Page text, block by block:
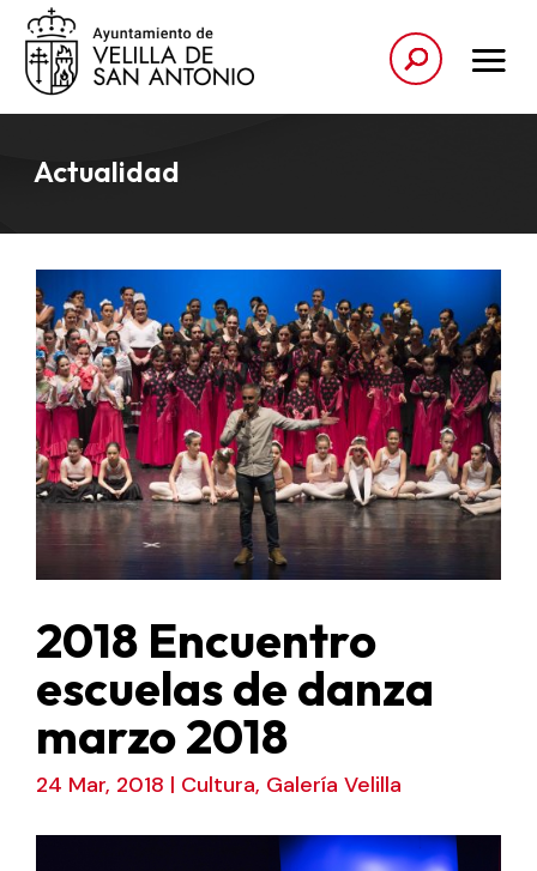
Actualidad
2018 Encuentro
escuelas de danza
marzo 2018
24 Mar, 2018 | Cultura, Galería Velilla